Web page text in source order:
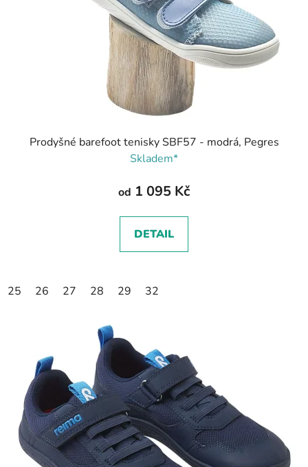
Prodyšné barefoot tenisky SBF57 - modrá, Pegres
Skladem*
od 1 095 Kč
DETAIL
25 26 27 28 29 32